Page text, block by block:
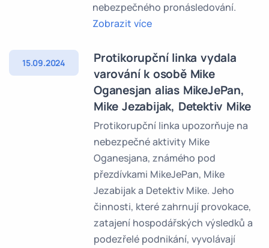
nebezpečného pronásledování.
Zobrazit více
15.09.2024
Protikorupční linka vydala
varování k osobě Mike
Oganesjan alias MikeJePan,
Mike Jezabijak, Detektiv Mike
Protikorupční linka upozorňuje na
nebezpečné aktivity Mike
Oganesjana, známého pod
přezdívkami MikeJePan, Mike
Jezabijak a Detektiv Mike. Jeho
činnosti, které zahrnují provokace,
zatajení hospodářských výsledků a
podezřelé podnikání, vyvolávají